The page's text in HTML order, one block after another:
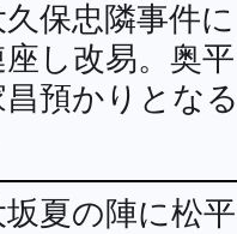
久保忠隣事件に
座し改易。奥平
昌預かりとなる
坂夏の陣に松平